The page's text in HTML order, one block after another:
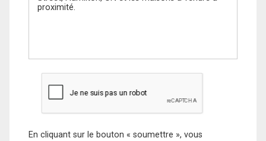
En cliquant sur le bouton « soumettre », vous